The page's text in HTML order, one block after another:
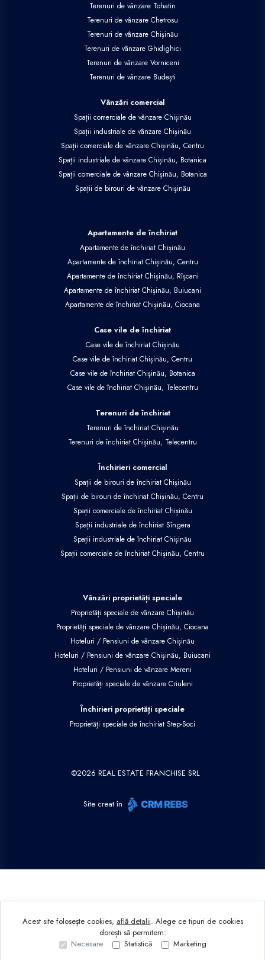
Terenuri de vânzare Tohatin
Terenuri de vânzare Chetrosu
Terenuri de vânzare Chișinău
Terenuri de vânzare Ghidighici
Terenuri de vânzare Vorniceni
Terenuri de vânzare Budești
Vânzări comercial
Spații comerciale de vânzare Chișinău
Spații industriale de vânzare Chișinău
Spații comerciale de vânzare Chișinău, Centru
Spații industriale de vânzare Chișinău, Botanica
Spații comerciale de vânzare Chișinău, Botanica
Spații de birouri de vânzare Chișinău
Apartamente de închiriat
Apartamente de închiriat Chișinău
Apartamente de închiriat Chișinău, Centru
Apartamente de închiriat Chișinău, Rîșcani
Apartamente de închiriat Chișinău, Buiucani
Apartamente de închiriat Chișinău, Ciocana
Case vile de închiriat
Case vile de închiriat Chișinău
Case vile de închiriat Chișinău, Centru
Case vile de închiriat Chișinău, Botanica
Case vile de închiriat Chișinău, Telecentru
Terenuri de închiriat
Terenuri de închiriat Chișinău
Terenuri de închiriat Chișinău, Telecentru
Închirieri comercial
Spații de birouri de închiriat Chișinău
Spații de birouri de închiriat Chișinău, Centru
Spații comerciale de închiriat Chișinău
Spații industriale de închiriat Sîngera
Spații industriale de închiriat Chișinău
Spații comerciale de închiriat Chișinău, Centru
Vânzări proprietăți speciale
Proprietăți speciale de vânzare Chișinău
Proprietăți speciale de vânzare Chișinău, Ciocana
Hoteluri / Pensiuni de vânzare Chișinău
Hoteluri / Pensiuni de vânzare Chișinău, Buiucani
Hoteluri / Pensiuni de vânzare Mereni
Proprietăți speciale de vânzare Criuleni
Închirieri proprietăți speciale
Proprietăți speciale de închiriat Step-Soci
©2026 REAL ESTATE FRANCHISE SRL
Site creat în
Acest site folosește cookies, află detalii. Alege ce tipuri de cookies
dorești să permitem:
Necesare
Statistică Marketing